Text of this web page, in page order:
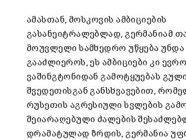
ამასთან, მოსკოვის ამბიციების
გასანეიტრალებლად, გერმანიამ
მოუვლელი სამხედრო უწყება უნდა
გააძლიეროს, ეს ამბიციები კი
ვაშინგტონიდან გამოტყუებას
შვედეთისგან განსხვავებით,
რუსეთის აგრესიული სვლების
შეიარაღებული ძალების
დრამატულად ზრდის, გერმანია